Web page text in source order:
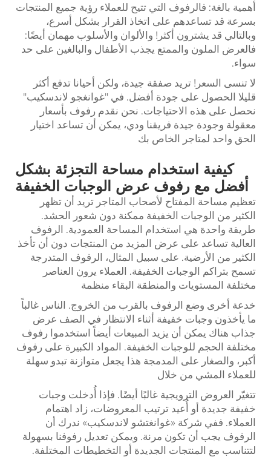
أهمية بالغة: فالرفوف التي تتيح للعملاء رؤية جميع المنتجات
بسرعة قد تساعدهم على اتخاذ القرار بشكل أسرع،
وبالتالي قد يشترون أكثر! والألوان والأسلوب مهمان أيضًا:
فالعرض الملون والممتع يجذب الأطفال والبالغين على حد
سواء.
لا تنسى السعر! تريد صفقة جيدة، ولكن أحيانا تدفع أكثر
قليلا الحصول على جودة أفضل. في "غوانغجو لاندسكيب"
نحصل على هذه الاحتياجات. نحن نقدم رفوف بأسعار
معقولة وجودة جيدة فريقنا ودي، يمكن أن تساعد اختيار
الحق واحد لمتاجر الخاص بك
كيفية استخدام مساحة التجزئة بشكل
أفضل مع رفوف عرض الوجبات الخفيفة
تعظيم مساحة المفتاح لأصحاب المتاجر تريد أن تظهر
الكثير من الوجبات الخفيفة ممكنة دون شعور الحشد.
طريقة واحدة هي استخدام المساحة العمودية. الرفوف
العالية تساعد على عرض المزيد من المنتجات دون أن تأخذ
الكثير من الأرضية. على سبيل المثال، الرفوف المتدرجة
تسمح بتراكم الوجبات الخفيفة. العملاء يرون العناصر
مختلفة المستويات والمنطقة البقاء منظمة
خدعة أخرى وضع الرفوف بالقرب من الخروج. الناس غالباً
ما يأخذون وجبات خفيفة أثناء الانتظار في الصف عرض
جذاب هناك يمكن أن يزيد المبيعات أيضاً استخدموا رفوف
مختلفة الحجم للوجبات الخفيفة. المواد الكبيرة على رفوف
أكبر، والصغار على المدمجة هذا يجعل متوازنة تبدو سهلة
للعملاء المشي من خلال
تتغيّر العروض الترويجية غالبًا أيضًا. فإذا أُدخلت وجبات
خفيفة جديدة أو أُعيد ترتيب المعروضات، زاد اهتمام
العملاء. ففي شركة «غوانغتشو لاندسكيب» ندرك أن
الرفوف يجب أن تكون مرنة. ويمكن تعديل رفوفنا بسهولة
لتتناسب مع المنتجات الجديدة أو التخطيطات المختلفة.